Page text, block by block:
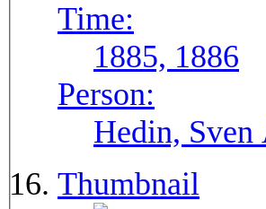
Time:
1885, 1886
Person:
Hedin, Sven
Thumbnail